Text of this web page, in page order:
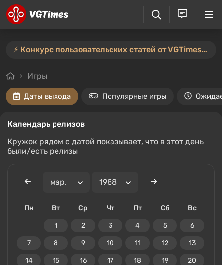
⚡️ Конкурс пользовательских статей от VGTimes продлён — участвуйте тут ⚡️
Игры
Даты выхода Популярные игры
Календарь релизов
Кружок рядом с датой показывает, что в этот день
были/есть релизы
Пн Вт Ср Чт Пт Сб Вс
1 2 3 4 5 6
7 8 9 10 11 12 13
14 15 16 17 18 19 20